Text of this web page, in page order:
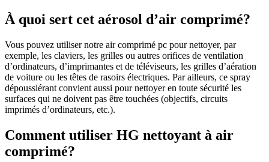
À quoi sert cet aérosol d’air comprimé?
Vous pouvez utiliser notre air comprimé pc pour nettoyer, par
exemple, les claviers, les grilles ou autres orifices de ventilation
d’ordinateurs, d’imprimantes et de téléviseurs, les grilles d’aération
de voiture ou les têtes de rasoirs électriques. Par ailleurs, ce spray
dépoussiérant convient aussi pour nettoyer en toute sécurité les
surfaces qui ne doivent pas être touchées (objectifs, circuits
imprimés d’ordinateurs, etc.).
Comment utiliser HG nettoyant à air
comprimé?